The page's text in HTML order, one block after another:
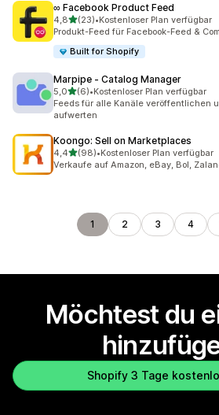
∞ Facebook Product Feed
4,8von 5 Sternen
(23)
23 Rezensionen insgesamt
•Kostenloser Plan verfügbar
Produkt-Feed für Facebook-Feed &
Built for Shopify
Marpipe ‑ Catalog Manager
5,0von 5 Sternen
(6)
6 Rezensionen insgesamt
•Kostenloser Plan verfügbar
Feeds für alle Kanäle veröffentlichen
aufwerten
Koongo: Sell on Marketplaces
4,4von 5 Sternen
(98)
98 Rezensionen insgesamt
•Kostenloser Plan verfügbar
Verkaufe auf Amazon, eBay, Bol,
1 2 3 4
Möchtest du
Shopify 3 Tage